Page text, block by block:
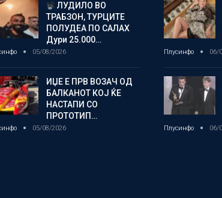
ЛУДИЛО ВО
ТРАБЗОН, ТУРЦИТЕ
ПОЛУДЕА ПО САЛАХ
Дури 25.000…
05/08/2026
ИЏЕ Е ПРВ ВОЗАЧ ОД
БАЛКАНОТ КОЈ ЌЕ
НАСТАПИ СО
ПРОТОТИП…
05/08/2026
Плусинфо 06/
Плусинфо 06/